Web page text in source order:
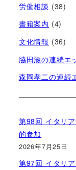
労働相談 (38)
書籍案内 (4)
文化情報 (36)
脇田滋の連続エ
森岡孝二の連続
第98回 イタリ
的参加
2026年7月25日
第97回 イタリ